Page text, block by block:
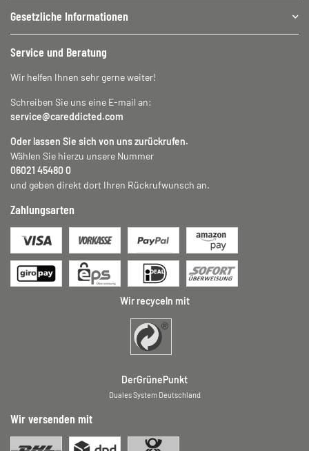
Gesetzliche Informationen
Service und Beratung
Wir helfen Ihnen sehr gerne weiter!
Schreiben Sie uns eine E-mail an:
service@careddicted.com
Oder lassen Sie sich von uns zurückrufen.
Wählen Sie hierzu unsere Nummer
06021 45480 0
und geben direkt dort Ihren Rückrufwunsch an.
Zahlungsarten
Wir recyceln mit
DerGrünePunkt
Duales System Deutschland
Wir versenden mit